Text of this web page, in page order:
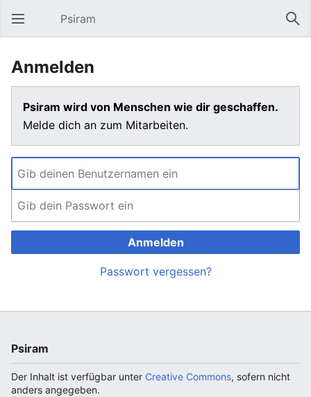
Hauptmenü öffnen Psiram
Anmelden
Psiram wird von Menschen wie dir geschaffen.
Melde dich an zum Mitarbeiten.
Anmelden
Passwort vergessen?
Psiram
Der Inhalt ist verfügbar unter Creative Commons, sofern nicht
anders angegeben.